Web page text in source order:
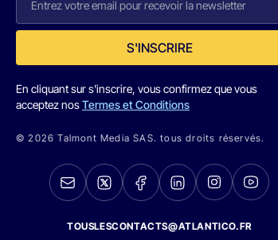
S'INSCRIRE
En cliquant sur s'inscrire, vous confirmez que vous
acceptez nosTermes et Conditions
© 2026 Talmont Media SAS. tous droits réservés.
TOUSLESCONTACTS@ATLANTICO.FR